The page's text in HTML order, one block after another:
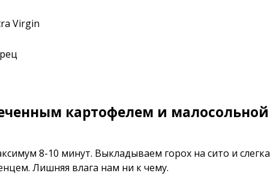
Virgin
картофелем и малосольной
8-10 минут. Выкладываем горох на сито и слегка
Лишняя влага нам ни к чему.